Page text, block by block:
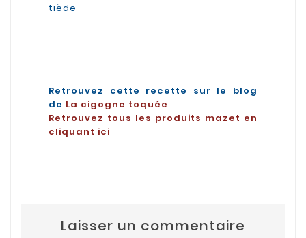
tiède
Retrouvez cette recette sur le blog
de La cigogne toquée
Retrouvez tous les produits mazet en
cliquant ici
Laisser un commentaire